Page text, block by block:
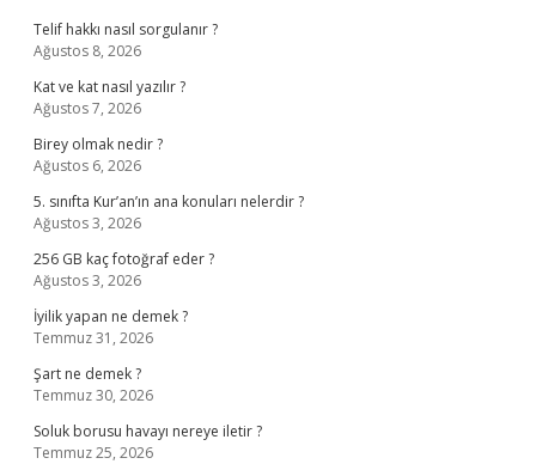
Telif hakkı nasıl sorgulanır ?
Ağustos 8, 2026
Kat ve kat nasıl yazılır ?
Ağustos 7, 2026
Birey olmak nedir ?
Ağustos 6, 2026
5. sınıfta Kur’an’ın ana konuları nelerdir ?
Ağustos 3, 2026
256 GB kaç fotoğraf eder ?
Ağustos 3, 2026
İyilik yapan ne demek ?
Temmuz 31, 2026
Şart ne demek ?
Temmuz 30, 2026
Soluk borusu havayı nereye iletir ?
Temmuz 25, 2026